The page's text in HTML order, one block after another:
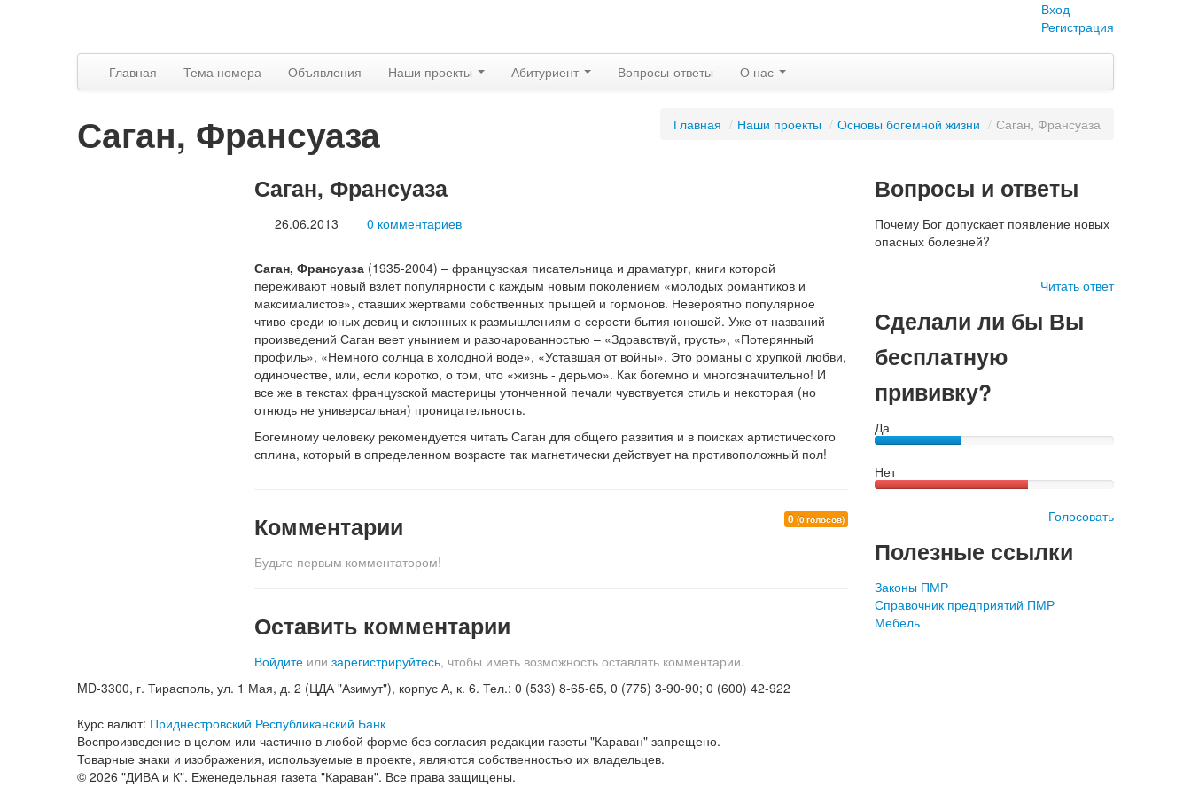
Вход
Регистрация
Главная Тема номера Объявления Наши проекты Абитуриент Вопросы-ответы О нас
Саган, Франсуаза Главная / Наши проекты / Основы богемной жизни / Саган, Франсуаза
Саган, Франсуаза
26.06.2013 0 комментариев
Саган, Франсуаза (1935-2004) – французская писательница и драматург, книги которой
переживают новый взлет популярности с каждым новым поколением «молодых романтиков и
максималистов», ставших жертвами собственных прыщей и гормонов. Невероятно популярное
чтиво среди юных девиц и склонных к размышлениям о серости бытия юношей. Уже от названий
произведений Саган веет унынием и разочарованностью – «Здравствуй, грусть», «Потерянный
профиль», «Немного солнца в холодной воде», «Уставшая от войны». Это романы о хрупкой любви,
одиночестве, или, если коротко, о том, что «жизнь - дерьмо». Как богемно и многозначительно! И
все же в текстах французской мастерицы утонченной печали чувствуется стиль и некоторая (но
отнюдь не универсальная) проницательность.
Богемному человеку рекомендуется читать Саган для общего развития и в поисках артистического
сплина, который в определенном возрасте так магнетически действует на противоположный пол!
0 (0 голосов)
Комментарии
Будьте первым комментатором!
Оставить комментарии
Войдите или зарегистрируйтесь, чтобы иметь возможность оставлять комментарии.
Вопросы и ответы
Почему Бог допускает появление новых
опасных болезней?
Читать ответ
Сделали ли бы Вы
бесплатную
прививку?
Да
Нет
Голосовать
Полезные ссылки
Законы ПМР
Справочник предприятий ПМР
Мебель
MD-3300, г. Тирасполь, ул. 1 Мая, д. 2 (ЦДА "Азимут"), корпус А, к. 6. Тел.: 0 (533) 8-65-65, 0 (775) 3-90-90; 0 (600) 42-922
Курс валют: Приднестровский Республиканский Банк
Воспроизведение в целом или частично в любой форме без согласия редакции газеты "Караван" запрещено.
Товарные знаки и изображения, используемые в проекте, являются собственностью их владельцев.
© 2026 "ДИВА и К". Еженедельная газета "Караван". Все права защищены.